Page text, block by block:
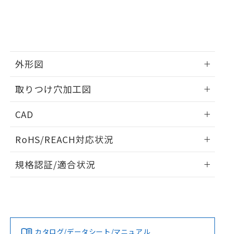
外形図
取りつけ穴加工図
CAD
ドすることができます。
ログイン/会員登録
ダウンロードデータをご利用いただく前に、以下を必ずお読
みください。
RoHS/REACH対応状況
EU RoHS 注意事項・凡例
規格認証/適合状況
カタログ/データシート/マニュアル
品・サービスに関するお客様との取
の共同利用に関して"
用者の範囲」に記載されている法人を
EU RoHS指令（10物質）の非含有証明書
51物質の非含有証明書（当社基準）
※本証明書は発行日時点で非含有を証明す
物質の対応では、対応完了までの期間は出
荷製品に未対応品が混在することから備考
欄に対応日を記載しておりました。
既に当社にて対応品への在庫切替を完了